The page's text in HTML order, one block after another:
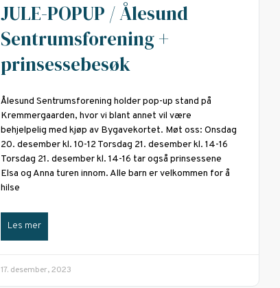
JULE-POPUP / Ålesund
Sentrumsforening +
prinsessebesøk
Ålesund Sentrumsforening holder pop-up stand på
Kremmergaarden, hvor vi blant annet vil være
behjelpelig med kjøp av Bygavekortet. Møt oss: Onsdag
20. desember kl. 10-12 Torsdag 21. desember kl. 14-16
Torsdag 21. desember kl. 14-16 tar også prinsessene
Elsa og Anna turen innom. Alle barn er velkommen for å
hilse
Les mer
17. desember, 2023